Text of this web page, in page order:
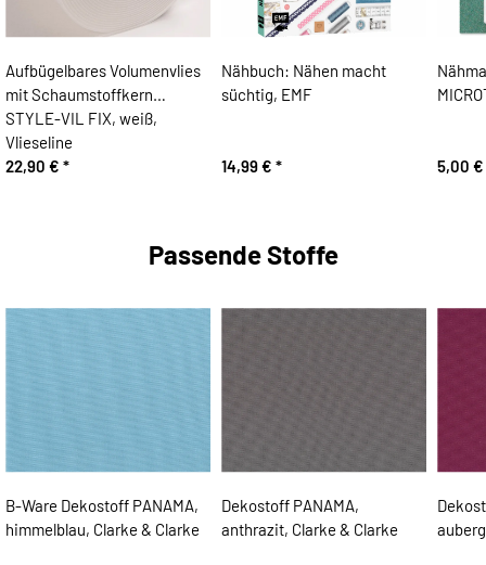
Aufbügelbares Volumenvlies
mit Schaumstoffkern
STYLE-VIL FIX, weiß,
Vlieseline
22,90 € *
Nähbuch: Nähen macht
süchtig, EMF
14,99 € * 5,00 €
Passende Stoffe
B-Ware Dekostoff PANAMA,
himmelblau, Clarke & Clarke
Dekostoff PANAMA,
anthrazit, Clarke & Clarke